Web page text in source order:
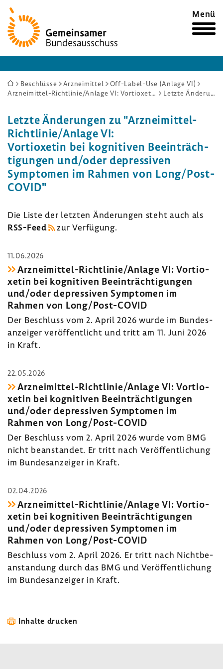
Zur
Startseite
Menü
Sie
sind
Beschlüsse Arzneimittel
Off-Label-Use (Anlage VI)
Arzneimittel-Richtlinie/Anlage VI: Vortioxetin bei kognitiven Beeinträchtigungen und/oder depressiven Symptomen im Rahmen von Long/Post-COVID
Letzte Änderungen
Letzte Ände­rungen zu "Arzneimittel-​
Richtlinie/Anlage VI:
Vorti­o­xetin bei kogni­tiven Beein­träch­
ti­gungen und/oder depres­siven
Symptomen im Rahmen von Long/Post-​
COVID"
Die Liste der letzten Ände­rungen steht auch als
RSS-​Feed
zur Verfü­gung.
11.06.2026
Arzneimittel-​Richtlinie/Anlage VI: Vorti­o­
xetin bei kogni­tiven Beein­träch­ti­gungen
und/oder depres­siven Symptomen im
Rahmen von Long/Post-​COVID
Der Beschluss vom 2. April 2026 wurde im Bundes­
an­zeiger veröf­fent­licht und tritt am 11. Juni 2026
in Kraft.
22.05.2026
Arzneimittel-​Richtlinie/Anlage VI: Vorti­o­
xetin bei kogni­tiven Beein­träch­ti­gungen
und/oder depres­siven Symptomen im
Rahmen von Long/Post-​COVID
Der Beschluss vom 2. April 2026 wurde vom BMG
nicht bean­standet. Er tritt nach Veröf­fent­li­chung
im Bundes­an­zeiger in Kraft.
02.04.2026
Arzneimittel-​Richtlinie/Anlage VI: Vorti­o­
xetin bei kogni­tiven Beein­träch­ti­gungen
und/oder depres­siven Symptomen im
Rahmen von Long/Post-​COVID
Beschluss vom 2. April 2026. Er tritt nach Nicht­be­
an­stan­dung durch das BMG und Veröf­fent­li­chung
im Bundes­an­zeiger in Kraft.
Inhalte drucken